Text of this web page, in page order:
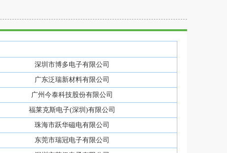
深圳市博多电子有限公司
广东泛瑞新材料有限公司
广州今泰科技股份有限公司
福莱克斯电子(深圳)有限公司
珠海市跃华磁电有限公司
东莞市瑞冠电子有限公司